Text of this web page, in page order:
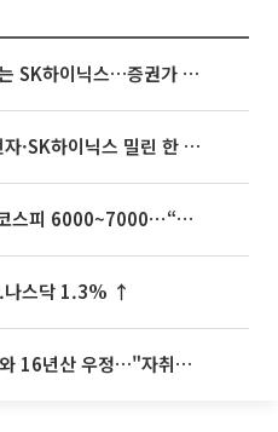
'불안과 기대 사이' 널뛰는 SK하이닉스…증권가 "HBM4·LTA 기반 펀터멘털 견고"
[베스트&워스트] 삼성전자·SK하이닉스 밀린 한 주…상상인증권은 85% 급등
[주간증시전망] 다음주 코스피 6000~7000⋯“外人 수급은 정책이 변수”
나스닥 1.3% ↑
'나혼산' 류혜영, 고경표와 16년산 우정…"자취방서 부모님과 마주쳐"